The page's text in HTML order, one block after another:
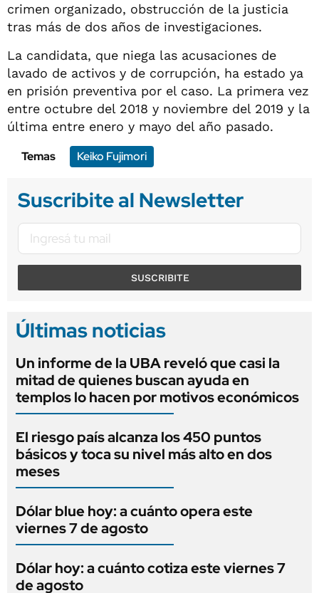
crimen organizado, obstrucción de la justicia
tras más de dos años de investigaciones.
La candidata, que niega las acusaciones de
lavado de activos y de corrupción, ha estado ya
en prisión preventiva por el caso. La primera vez
entre octubre del 2018 y noviembre del 2019 y la
última entre enero y mayo del año pasado.
Temas
Keiko Fujimori
Suscribite al Newsletter
SUSCRIBITE
Últimas noticias
Un informe de la UBA reveló que casi la
mitad de quienes buscan ayuda en
templos lo hacen por motivos económicos
El riesgo país alcanza los 450 puntos
básicos y toca su nivel más alto en dos
meses
Dólar blue hoy: a cuánto opera este
viernes 7 de agosto
Dólar hoy: a cuánto cotiza este viernes 7
de agosto